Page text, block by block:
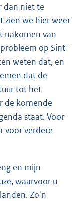
dan niet te
zien we hier weer
nakomen van
op Sint-
weten dat, en
dat de
tot het
de komende
staat. Voor
voor verdere
en mijn
waarvoor u
Zo'n